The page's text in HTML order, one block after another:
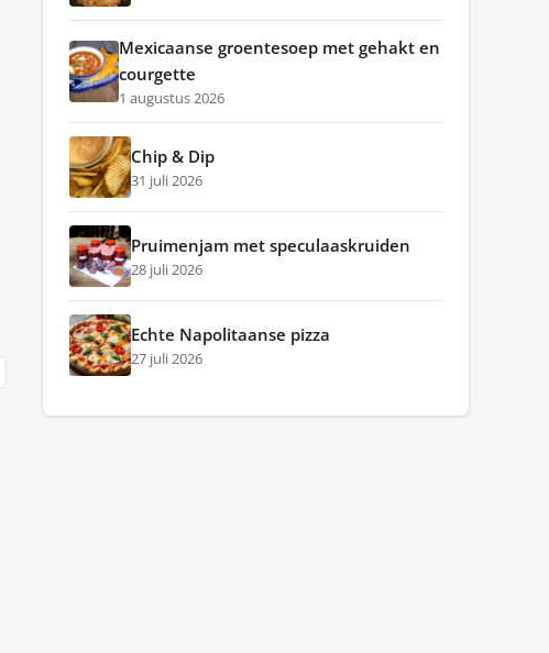
Mexicaanse groentesoep met gehakt en
courgette
1 augustus 2026
Chip & Dip
31 juli 2026
Pruimenjam met speculaaskruiden
28 juli 2026
Echte Napolitaanse pizza
27 juli 2026